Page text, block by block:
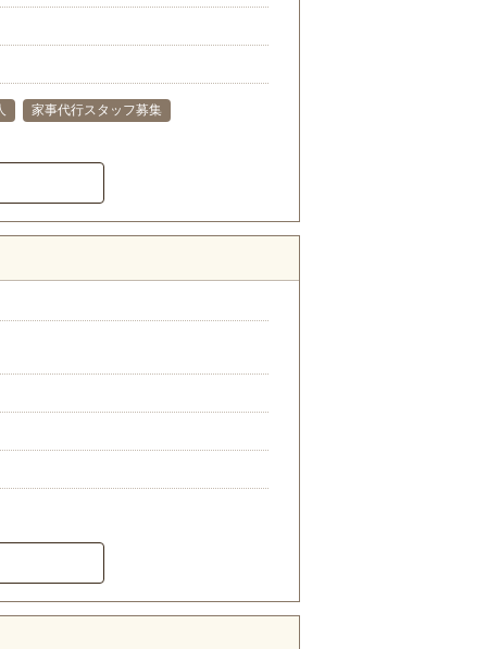
家事代行スタッフ募集